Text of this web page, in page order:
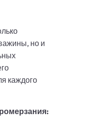
но и
каждого